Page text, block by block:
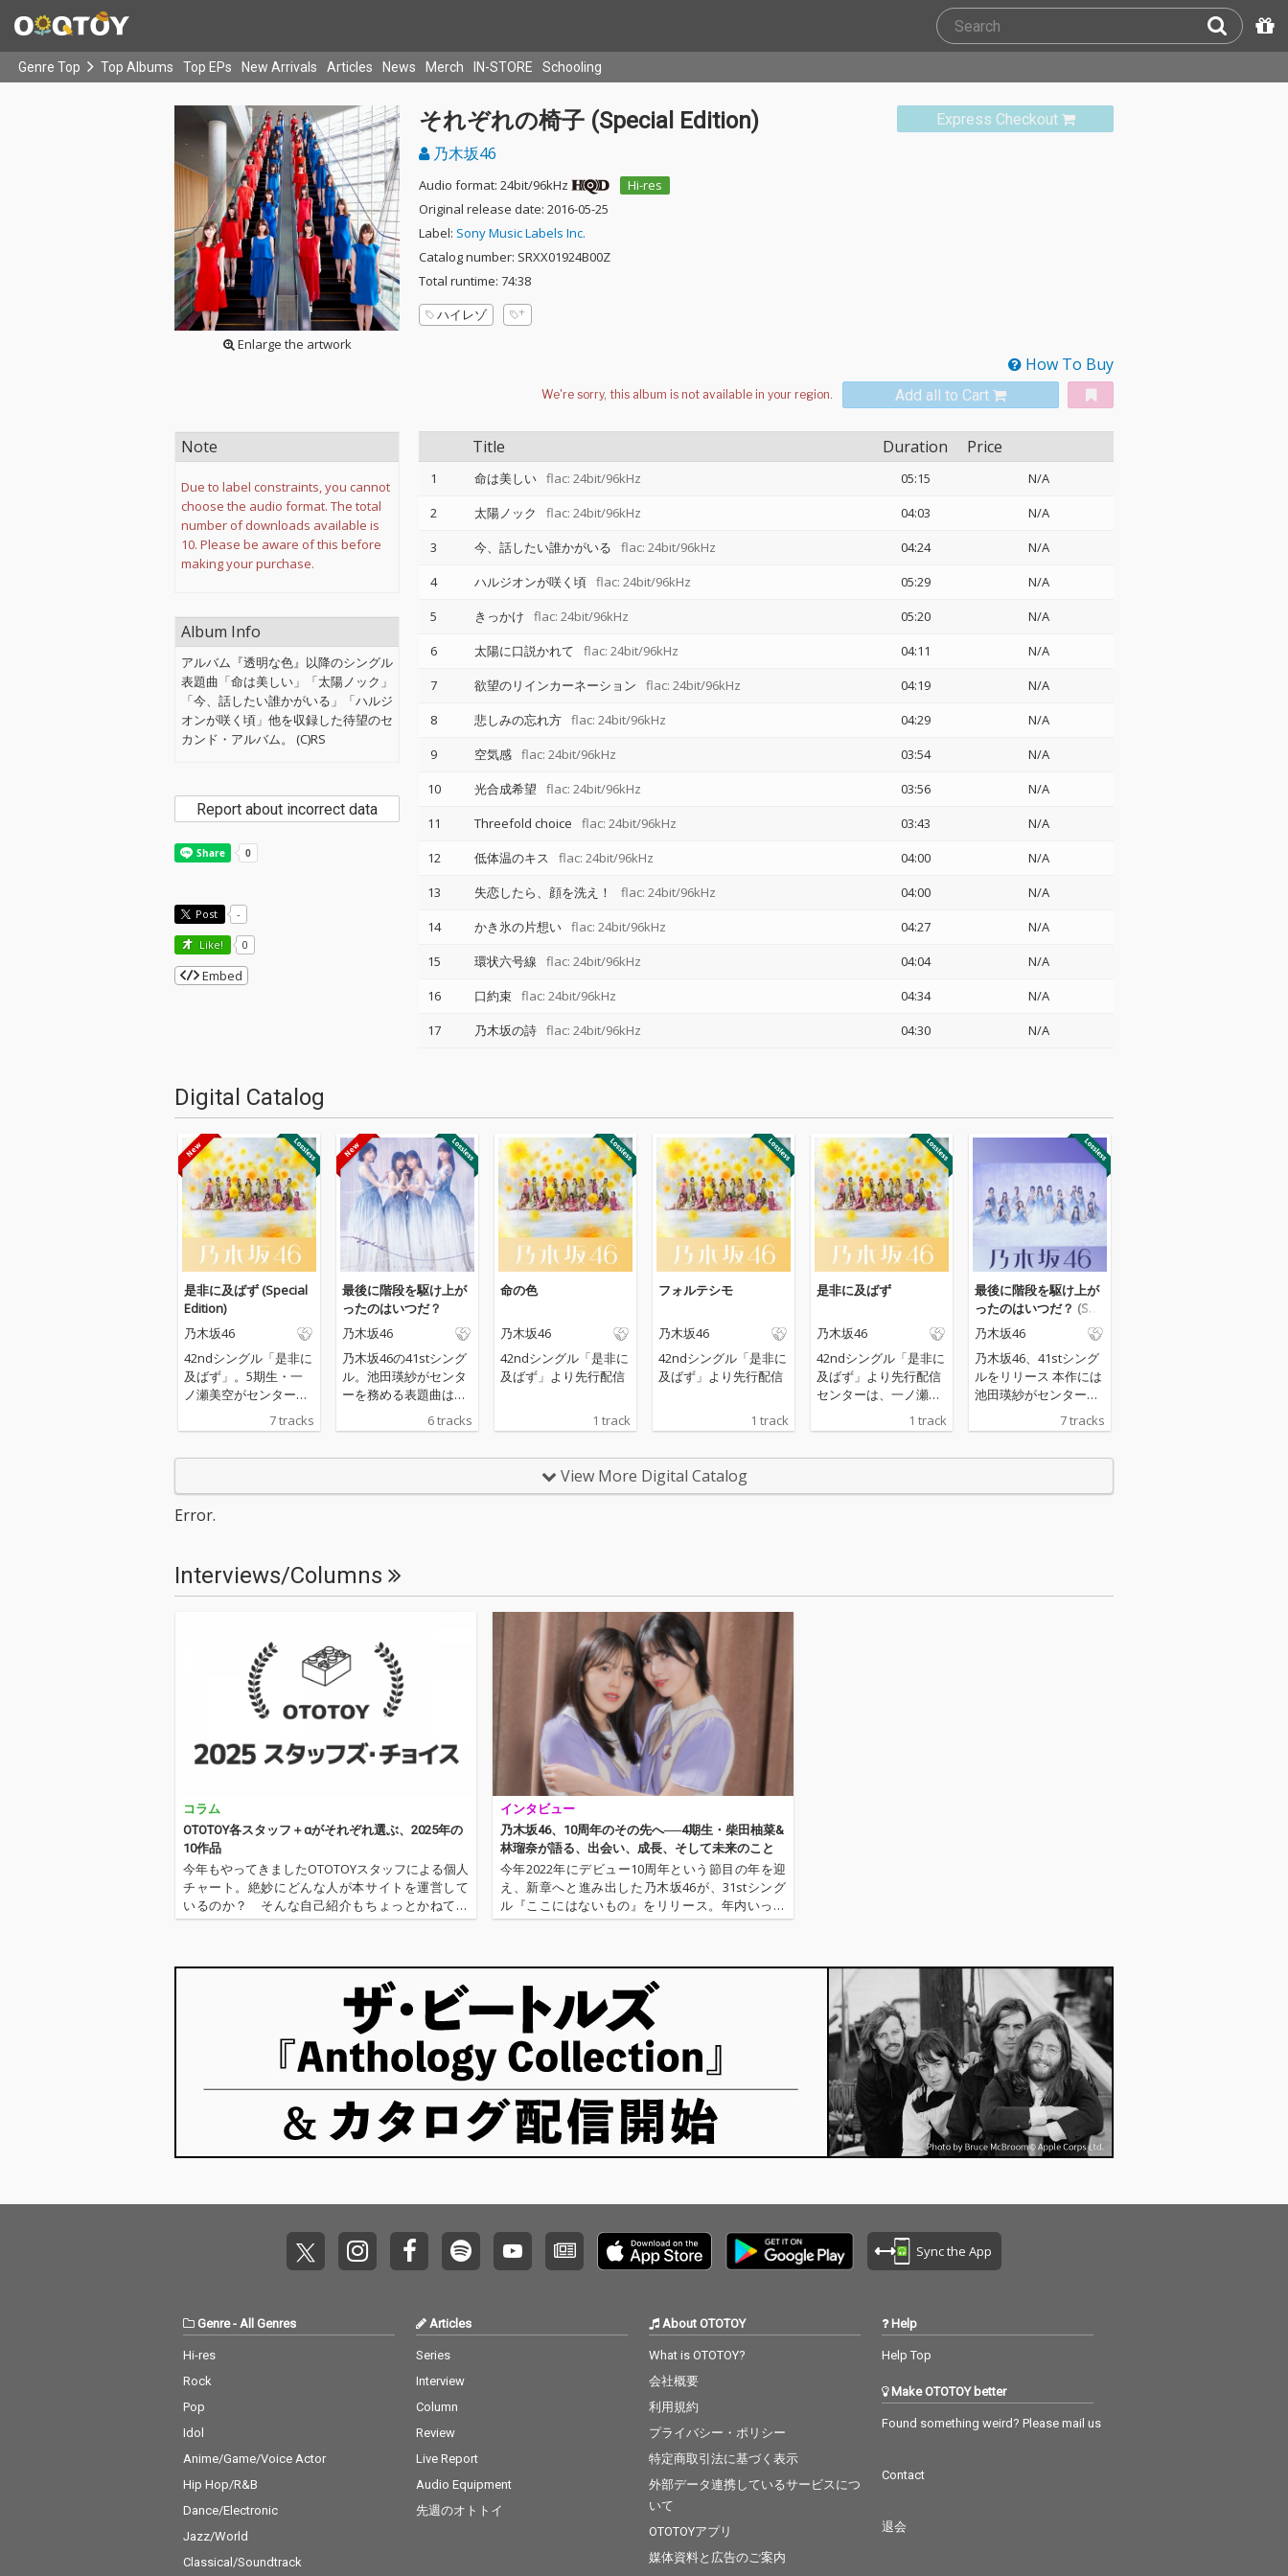
Genre Top Top Albums Top EPs New Arrivals Articles News Merch IN-STORE Schooling
Enlarge the artwork
Express Checkout
それぞれの椅子 (Special Edition)
乃木坂46
Audio format: 24bit/96kHz
Hi-res
Original release date: 2016-05-25
Label: Sony Music Labels Inc.
Catalog number: SRXX01924B00Z
Total runtime: 74:38
ハイレゾ
How To Buy
Add all to Cart
Title Duration Price
1 命は美しい flac: 24bit/96kHz 05:15
N/A
2
太陽ノック flac: 24bit/96kHz 04:03
N/A
3
今、話したい誰かがいる flac: 24bit/96kHz 04:24
N/A
4
ハルジオンが咲く頃 flac: 24bit/96kHz 05:29
N/A
5
きっかけ flac: 24bit/96kHz 05:20
N/A
6
太陽に口説かれて flac: 24bit/96kHz 04:11
N/A
7
欲望のリインカーネーション flac: 24bit/96kHz 04:19
N/A
8
悲しみの忘れ方 flac: 24bit/96kHz 04:29
N/A
9
空気感 flac: 24bit/96kHz 03:54
N/A
10
光合成希望 flac: 24bit/96kHz 03:56
N/A
11
Threefold choice flac: 24bit/96kHz 03:43
N/A
12
低体温のキス flac: 24bit/96kHz 04:00
N/A
13
失恋したら、顔を洗え！ flac: 24bit/96kHz 04:00
N/A
14
かき氷の片想い flac: 24bit/96kHz 04:27
N/A
15
環状六号線 flac: 24bit/96kHz 04:04
N/A
16
口約束 flac: 24bit/96kHz 04:34
N/A
17
乃木坂の詩 flac: 24bit/96kHz 04:30 N/A
Note
Due to label constraints, you cannot
choose the audio format. The total
number of downloads available is
10. Please be aware of this before
making your purchase.
Album Info
アルバム『透明な色』以降のシングル
表題曲「命は美しい」「太陽ノック」
「今、話したい誰かがいる」「ハルジ
オンが咲く頃」他を収録した待望のセ
カンド・アルバム。 (C)RS
Report about incorrect data
Post -
Like! 0
Embed
Digital Catalog
是非に及ばず (Special
Edition)
乃木坂46
42ndシングル「是非に
及ばず」。5期生・一
ノ瀬美空がセンターを
務める表題曲と、42nd
シングル選抜メンバー
7 tracks
最後に階段を駆け上が
ったのはいつだ？
乃木坂46
乃木坂46の41stシング
ル。池田瑛紗がセンタ
ーを務める表題曲は、
日々に追われ“全力”を
忘れた自身に問いかけ
6 tracks
命の色
乃木坂46
42ndシングル「是非に
及ばず」より先行配信
1 track
フォルテシモ
乃木坂46
42ndシングル「是非に
及ばず」より先行配信
1 track
是非に及ばず
乃木坂46
42ndシングル「是非に
及ばず」より先行配信
センターは、一ノ瀬美
1 track
最後に階段を駆け上が
ったのはいつだ？ (Spe
cial Edition)
乃木坂46
乃木坂46、41stシング
ルをリリース 本作には
池田瑛紗がセンターを
務める表題曲と、先日
の「41stSGアンダーラ
部”の楽曲、2026パ・
7 tracks
View More Digital Catalog
Error.
Interviews/Columns
コラム
OTOTOY各スタッフ＋αがそれぞれ選ぶ、2025年の
10作品
今年もやってきましたOTOTOYスタッフによる個人
チャート。絶妙にどんな人が本サイトを運営して
いるのか？ そんな自己紹介もちょっとかねてお
ります。2025年は、それぞれなにを聴いてOTOTO
インタビュー
乃木坂46、10周年のその先へ──4期生・柴田柚菜&
林瑠奈が語る、出会い、成長、そして未来のこと
今年2022年にデビュー10周年という節目の年を迎
え、新章へと進み出した乃木坂46が、31stシング
ル『ここにはないもの』をリリース。年内いっぱ
いでグループを卒業する1期生、齋藤飛鳥がセンタ
Sync the App
Genre- All Genres
Hi-res
Rock
Pop
Idol
Anime/Game/Voice Actor
Hip Hop/R&B
Dance/Electronic
Jazz/World
Classical/Soundtrack
Articles
Series
Interview
Column
Review
Live Report
Audio Equipment
先週のオトトイ
About OTOTOY
What is OTOTOY?
会社概要
利用規約
プライバシー・ポリシー
特定商取引法に基づく表示
外部データ連携しているサービスにつ
いて
OTOTOYアプリ
媒体資料と広告のご案内
Help
Help Top
Make OTOTOY better
Found something weird? Please mail us
Contact
退会